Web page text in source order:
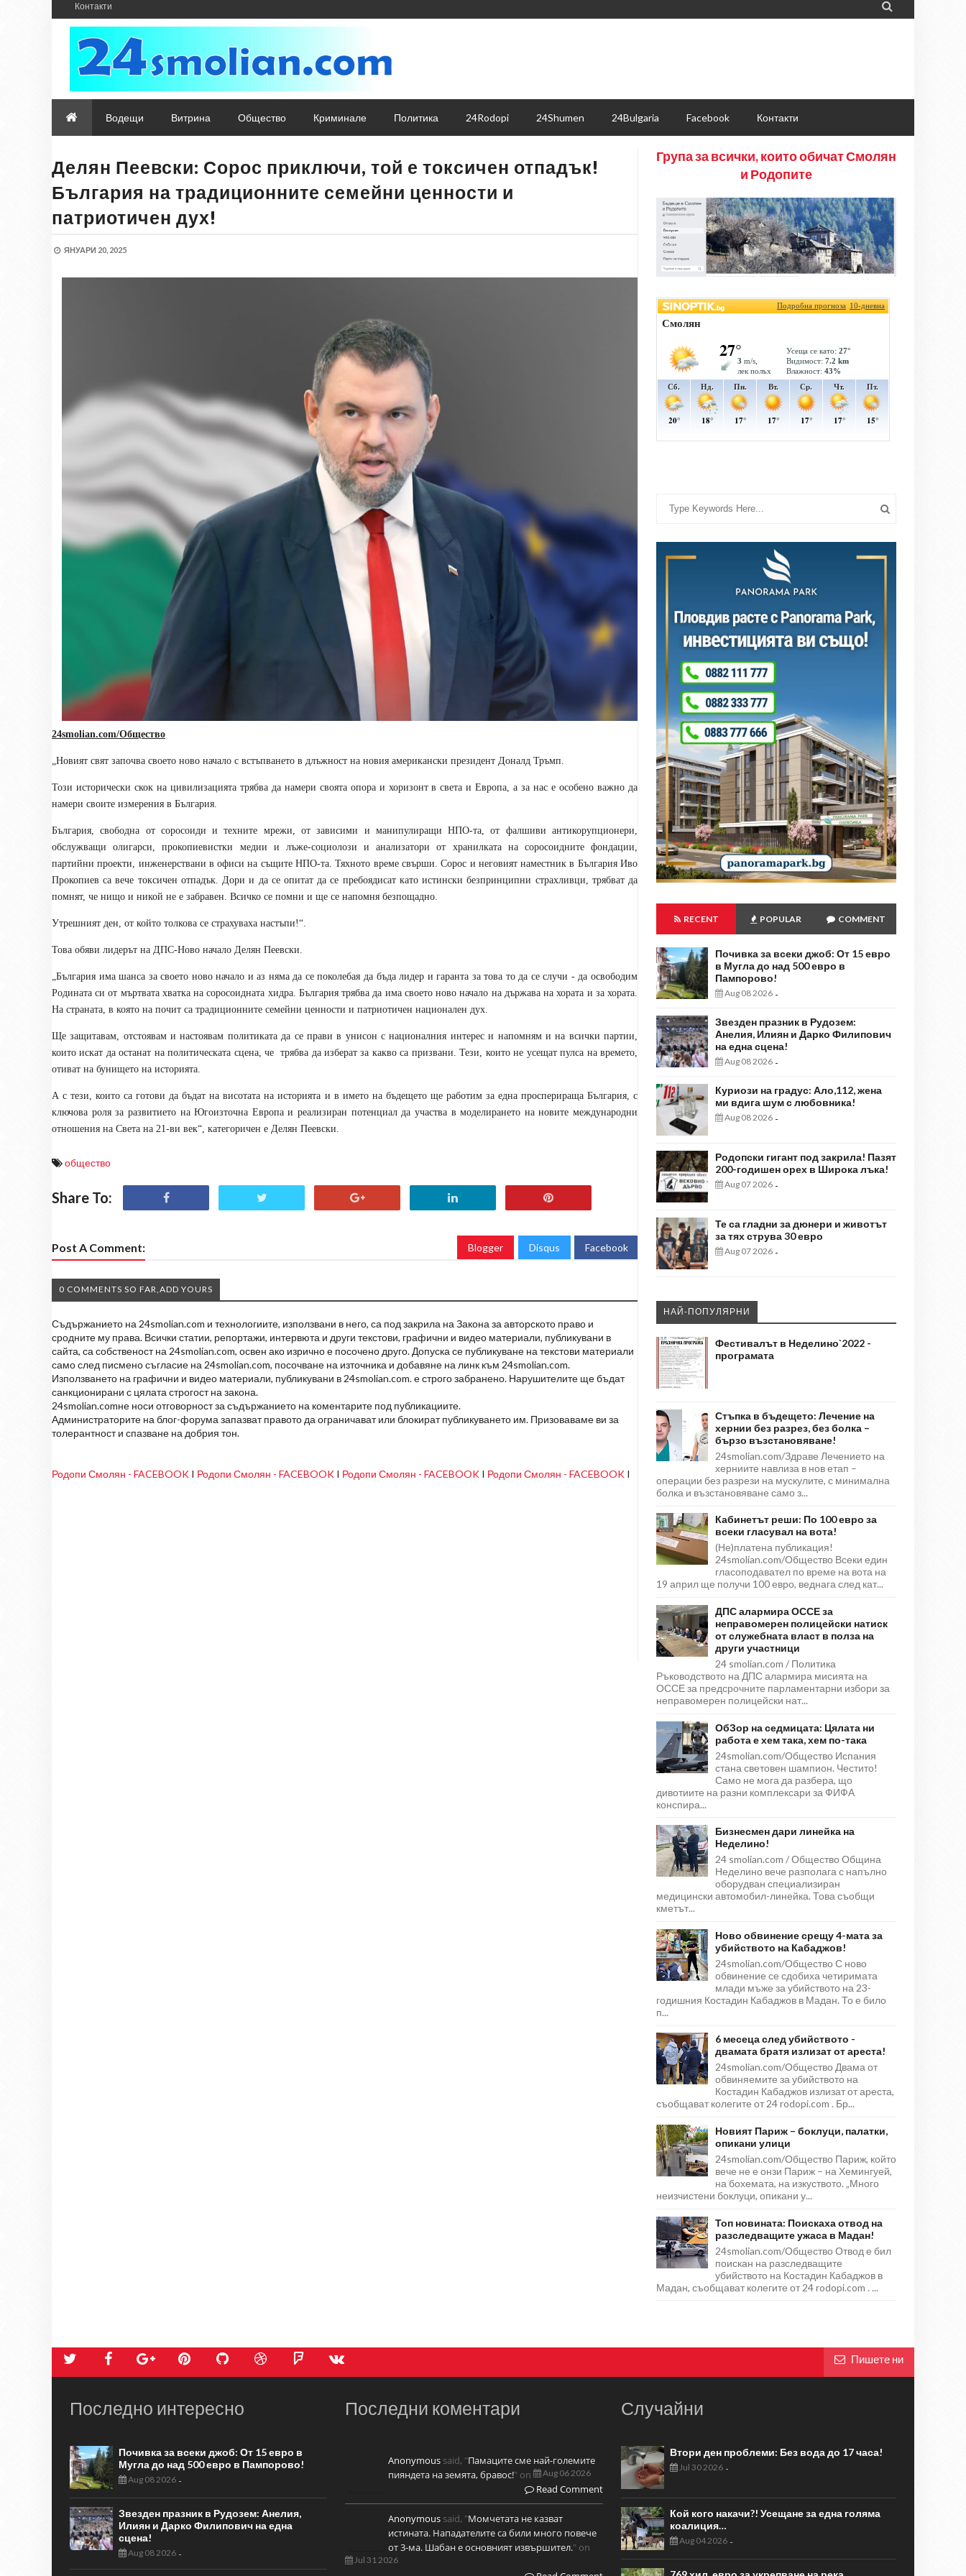
Контакти 
Водещи Витрина Общество Криминале Политика 24Rodopi 24Shumen 24Bulgaria Facebook Контакти
Делян Пеевски: Сорос приключи, той е токсичен отпадък!
България на традиционните семейни ценности и
патриотичен дух!
ЯНУАРИ 20, 2025
24smolian.com/Общество
„Новият свят започва своето ново начало с встъпването в длъжност на новия американски президент Доналд Тръмп.
Този исторически скок на цивилизацията трябва да намери своята опора и хоризонт в света и Европа, а за нас е особено важно да
намери своите измерения в България.
България, свободна от соросоиди и техните мрежи, от зависими и манипулиращи НПО-та, от фалшиви антикорупционери,
обслужващи олигарси, прокопиевистки медии и лъже-социолози и анализатори от хранилката на соросоидните фондации,
партийни проекти, инженерствани в офиси на същите НПО-та. Тяхното време свърши. Сорос и неговият наместник в България Иво
Прокопиев са вече токсичен отпадък. Дори и да се опитат да се пребоядисат като истински безпринципни страхливци, трябват да
помнят, че нищо и никой не е забравен. Всичко се помни и ще се напомня безпощадно.
Утрешният ден, от който толкова се страхуваха настъпи!“.
Това обяви лидерът на ДПС-Ново начало Делян Пеевски.
„България има шанса за своето ново начало и аз няма да се поколебая да бъда лидер и гаранта за това то да се случи - да освободим
Родината си от мъртвата хватка на соросоидната хидра. България трябва да има своето ново начало на държава на хората и за хората.
На страната, в която на почит са традиционните семейни ценности и патриотичен национален дух.
Ще защитавам, отстоявам и настоявам политиката да се прави в унисон с националния интерес и напомням и на всички партии,
които искат да останат на политическата сцена, че
трябва да изберат за какво са призвани. Тези, които не усещат пулса на времето,
отиват на бунището на историята.
А с тези, които са готови да бъдат на висотата на историята и в името на бъдещето ще работим за една просперираща България, с
ключова роля за развитието на Югоизточна Европа и реализиран потенциал да участва в моделирането на новите международни
отношения на Света на 21-ви век“, категоричен е Делян Пеевски.
общество
Share To:
Post A Comment: Blogger Disqus Facebook
0 COMMENTS SO FAR,ADD YOURS
Съдържанието на 24smolian.com и технологиите, използвани в него, са под закрила на Закона за авторското право и
сродните му права. Всички статии, репортажи, интервюта и други текстови, графични и видео материали, публикувани в
сайта, са собственост на 24smolian.com, освен ако изрично е посочено друго. Допуска се публикуване на текстови материали
само след писмено съгласие на 24smolian.com, посочване на източника и добавяне на линк към 24smolian.com.
Използването на графични и видео материали, публикувани в 24smolian.com. е строго забранено. Нарушителите ще бъдат
санкционирани с цялата строгост на закона.
24smolian.comне носи отговорност за съдържанието на коментарите под публикациите.
Администраторите на блог-форума запазват правото да ограничават или блокират публикуването им. Призоваваме ви за
толерантност и спазване на добрия тон.
Родопи Смолян - FACEBOOK I Родопи Смолян - FACEBOOK I Родопи Смолян - FACEBOOK I Родопи Смолян - FACEBOOK I
Група за всички, които обичат Смолян
и Родопите
RECENT POPULAR COMMENT
Почивка за всеки джоб: От 15 евро
в Мугла до над 500 евро в
Пампорово!
Aug 08 2026 -
Звезден празник в Рудозем:
Анелия, Илиян и Дарко Филипович
на една сцена!
Aug 08 2026 -
Куриози на градус: Ало,112, жена
ми вдига шум с любовника!
Aug 08 2026 -
Родопски гигант под закрила! Пазят
200-годишен орех в Широка лъка!
Aug 07 2026 -
Те са гладни за дюнери и животът
за тях струва 30 евро
Aug 07 2026 -
НАЙ-ПОПУЛЯРНИ
Фестивалът в Неделино`2022 -
програмата
Стъпка в бъдещето: Лечение на
хернии без разрез, без болка –
бързо възстановяване!
24smolian.com/Здраве Лечението на
херниите навлиза в нов етап –
операции без разрези на мускулите, с минимална
болка и възстановяване само з...
Кабинетът реши: По 100 евро за
всеки гласувал на вота!
(Не)платена публикация!
24smolian.com/Общество Всеки един
гласоподавател по време на вота на
19 април ще получи 100 евро, веднага след кат...
ДПС алармира ОССЕ за
неправомерен полицейски натиск
от служебната власт в полза на
други участници
24 smolian.com / Политика
Ръководството на ДПС алармира мисията на
ОССЕ за предсрочните парламентарни избори за
неправомерен полицейски нат...
ОбЗор на седмицата: Цялата ни
работа е хем така, хем по-така
24smolian.com/Общество Испания
стана световен шампион. Честито!
Само не мога да разбера, що
дивотиите на разни комплексари за ФИФА
конспира...
Бизнесмен дари линейка на
Неделино!
24 smolian.com / Общество Община
Неделино вече разполага с напълно
оборудван специализиран
медицински автомобил-линейка. Това съобщи
кметът...
Ново обвинение срещу 4-мата за
убийството на Кабаджов!
24smolian.com/Общество С ново
обвинение се сдобиха четиримата
млади мъже за убийството на 23-
годишния Костадин Кабаджов в Мадан. То е било
п...
6 месеца след убийството -
двамата братя излизат от ареста!
24smolian.com/Общество Двама от
обвиняемите за убийството на
Костадин Кабаджов излизат от ареста,
съобщават колегите от 24 rodopi.com . Бр...
Новият Париж – боклуци, палатки,
опикани улици
24smolian.com/Общество Париж, който
вече не е онзи Париж – на Хемингуей,
на бохемата, на изкуството. „Много
неизчистени боклуци, опикани у...
Топ новината: Поискаха отвод на
разследващите ужаса в Мадан!
24smolian.com/Общество Отвод е бил
поискан на разследващите
убийството на Костадин Кабаджов в
Мадан, съобщават колегите от 24 rodopi.com . ...
Пишете ни
Последно интересно
Почивка за всеки джоб: От 15 евро в
Мугла до над 500 евро в Пампорово!
Aug 08 2026 -
Звезден празник в Рудозем: Анелия,
Илиян и Дарко Филипович на една
сцена!
Aug 08 2026 -
Последни коментари
Anonymous said, "Памаците сме най-големите
пияндета на земята, бравос!" on Aug 06 2026
Read Comment
Anonymous said, "Момчетата не казват
истината. Нападателите са били много повече
от 3-ма. Шабан е основният извършител." on
Jul 31 2026
Случайни
Втори ден проблеми: Без вода до 17 часа!
Jul 30 2026-
Кой кого накачи?! Усещане за една голяма
коалиция…
Aug 04 2026-